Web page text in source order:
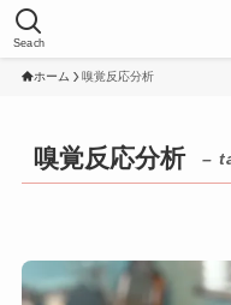
Seach
ホーム 嗅覚反応分析
嗅覚反応分析 –